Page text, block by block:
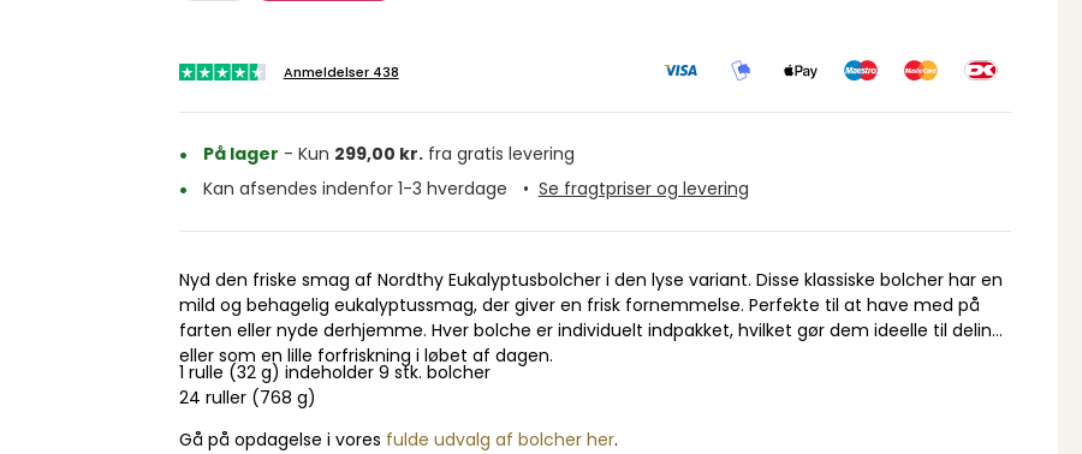
Anmeldelser 438
På lager - Kun 299,00 kr.fra gratis levering
Kan afsendes indenfor 1-3 hverdage
• Se fragtpriser og levering
Nyd den friske smag af Nordthy Eukalyptusbolcher i den lyse variant. Disse klassiske bolcher har en
mild og behagelig eukalyptussmag, der giver en frisk fornemmelse. Perfekte til at have med på
farten eller nyde derhjemme. Hver bolche er individuelt indpakket, hvilket gør dem ideelle til deling
eller som en lille forfriskning i løbet af dagen.
1 rulle (32 g) indeholder 9 stk. bolcher
24 ruller (768 g)
Gå på opdagelse i vores fulde udvalg af bolcher her.